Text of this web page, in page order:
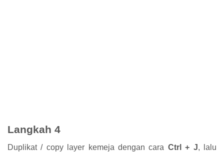
Langkah 4
Duplikat / copy layer kemeja dengan cara Ctrl + J, lalu